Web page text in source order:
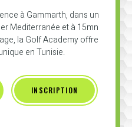
à Gammarth, dans un
Mediterranée et à 15mn
la Golf Academy offre
en Tunisie.
INSCRIPTION